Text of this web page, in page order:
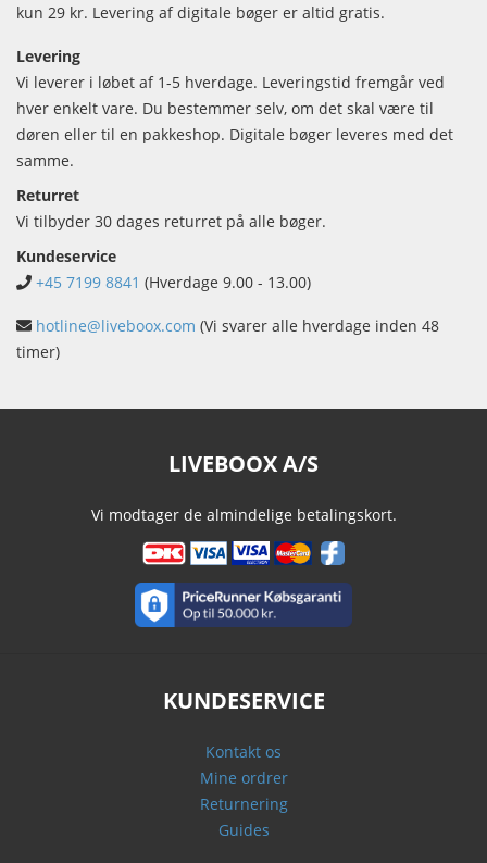
kun 29 kr. Levering af digitale bøger er altid gratis.
Levering
Vi leverer i løbet af 1-5 hverdage. Leveringstid fremgår ved
hver enkelt vare. Du bestemmer selv, om det skal være til
døren eller til en pakkeshop. Digitale bøger leveres med det
samme.
Returret
Vi tilbyder 30 dages returret på alle bøger.
Kundeservice
+45 7199 8841 (Hverdage 9.00 - 13.00)
hotline@liveboox.com (Vi svarer alle hverdage inden 48
timer)
LIVEBOOX A/S
Vi modtager de almindelige betalingskort.
KUNDESERVICE
Kontakt os
Mine ordrer
Returnering
Guides